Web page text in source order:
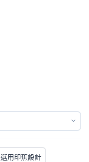
選用印蕉設計